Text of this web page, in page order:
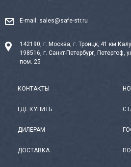
E-mail: sales@safe-str.ru
142190, г. Москва, г. Троицк, 41 км
198516, г. Санкт-Петербург, Петергоф,
пом. 25
КОНТАКТЫ
ГДЕ КУПИТЬ
ДИЛЕРАМ
ДОСТАВКА